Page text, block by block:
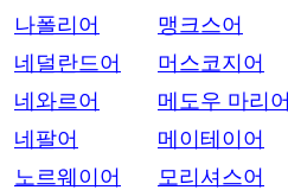
나폴리어
네덜란드어
네와르어
네팔어
노르웨이어
맹크스어
머스코지어
메도우 마리어
메이테이어
모리셔스어